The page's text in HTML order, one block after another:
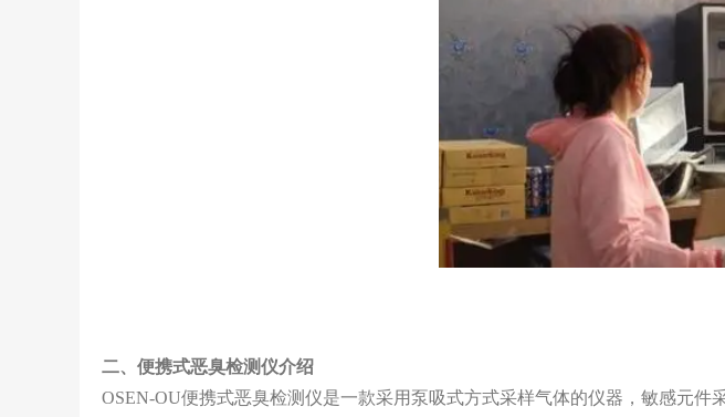
二、便携式恶臭检测仪介绍
OSEN-OU便携式恶臭检测仪是一款采用泵吸式方式采样气体的仪器，敏感元